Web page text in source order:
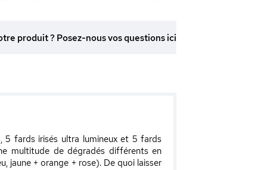
produit ? Posez-nous vos questions ici
5 fards irisés ultra lumineux et 5 fards
multitude de dégradés différents en
jaune + orange + rose). De quoi laisser